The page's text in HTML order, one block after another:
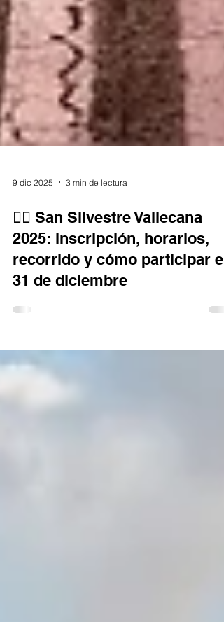
9 dic 2025 3 min de lectura
🏃‍♂️ San Silvestre Vallecana